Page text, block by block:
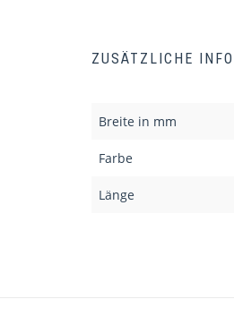
ZUSÄTZLICHE
Breite in mm
Farbe
Länge